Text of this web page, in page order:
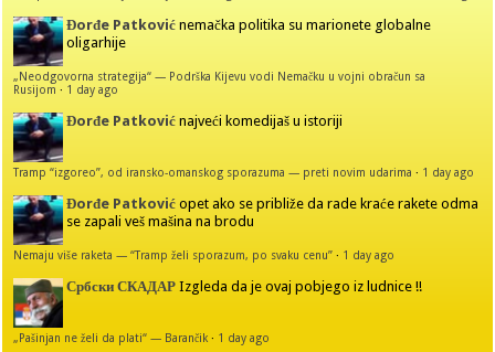
Đorđe Patković nemačka politika su marionete globalne
oligarhije
„Neodgovorna strategija“ — Podrška Kijevu vodi Nemačku u vojni obračun sa
Rusijom · 1 day ago
Đorđe Patković najveći komedijaš u istoriji
Tramp “izgoreo”, od iransko-omanskog sporazuma — preti novim udarima · 1 day ago
Đorđe Patković opet ako se približe da rade kraće rakete odma
se zapali veš mašina na brodu
Nemaju više raketa — “Tramp želi sporazum, po svaku cenu” · 1 day ago
Србски СКАДАР Izgleda da je ovaj pobjego iz ludnice !!
„Pašinjan ne želi da plati“ — Barančik · 1 day ago